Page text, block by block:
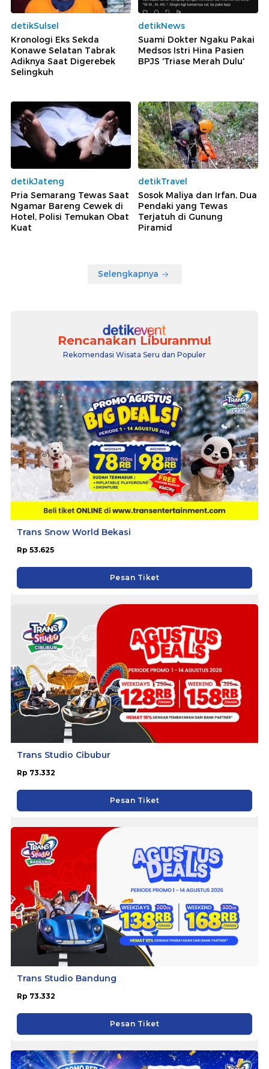
detikSulsel
Kronologi Eks Sekda
Konawe Selatan Tabrak
Adiknya Saat Digerebek
Selingkuh
detikNews
Suami Dokter Ngaku Pakai
Medsos Istri Hina Pasien
BPJS 'Triase Merah Dulu'
detikJateng
Pria Semarang Tewas Saat
Ngamar Bareng Cewek di
Hotel, Polisi Temukan Obat
Kuat
detikTravel
Sosok Maliya dan Irfan, Dua
Pendaki yang Tewas
Terjatuh di Gunung
Piramid
Selengkapnya
Rencanakan Liburanmu!
Rekomendasi Wisata Seru dan Populer
Trans Snow World Bekasi
Rp 53.625
Pesan Tiket
Trans Studio Cibubur
Rp 73.332
Pesan Tiket
Trans Studio Bandung
Rp 73.332
Pesan Tiket